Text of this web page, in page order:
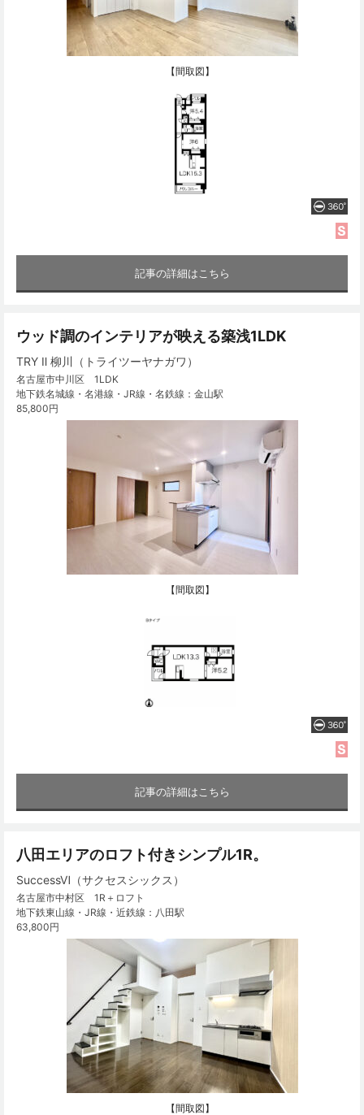
【間取図】
記事の詳細はこちら
ウッド調のインテリアが映える築浅1LDK
TRY Ⅱ 柳川（トライツーヤナガワ）
名古屋市中川区 1LDK
地下鉄名城線・名港線・JR線・名鉄線：金山駅
85,800円
【間取図】
記事の詳細はこちら
八田エリアのロフト付きシンプル1R。
SuccessⅥ（サクセスシックス）
名古屋市中村区 1R＋ロフト
地下鉄東山線・JR線・近鉄線：八田駅
63,800円
【間取図】